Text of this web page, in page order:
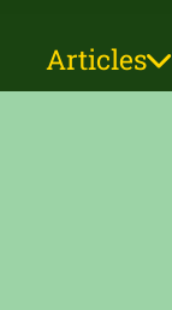
Articles